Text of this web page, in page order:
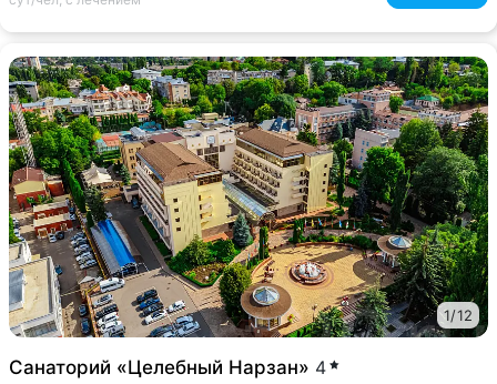
1/12
Санаторий «Целебный Нарзан» 4